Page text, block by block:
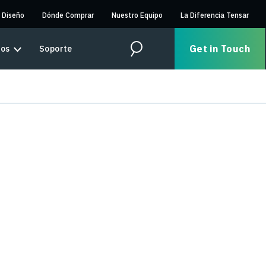
Dónde Comprar Nuestro Equipo La Diferencia Tensar
Soporte Search Get in Touch